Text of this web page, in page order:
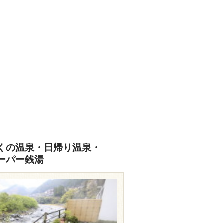
の温泉・日帰り温泉・
パー銭湯